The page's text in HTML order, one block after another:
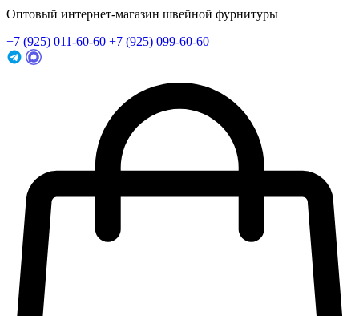
Оптовый интернет-магазин швейной фурнитуры
+7 (925) 011-60-60 +7 (925) 099-60-60